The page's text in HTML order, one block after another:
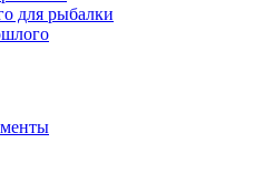
для рыбалки